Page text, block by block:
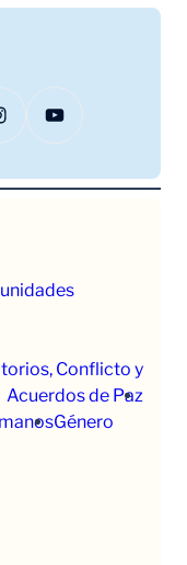
YouTube
Conflicto y
Acuerdos de Paz
Género